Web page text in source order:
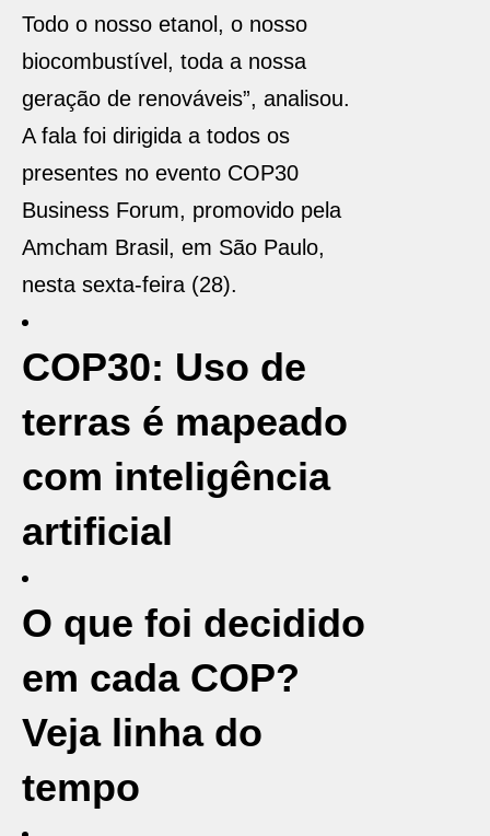
Todo o nosso etanol, o nosso
biocombustível, toda a nossa
geração de renováveis”, analisou.
A fala foi dirigida a todos os
presentes no evento COP30
Business Forum, promovido pela
Amcham Brasil, em São Paulo,
nesta sexta-feira (28).
COP30: Uso de
terras é mapeado
com inteligência
artificial
O que foi decidido
em cada COP?
Veja linha do
tempo